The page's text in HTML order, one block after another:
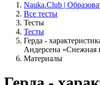
Nauka.Club |
Все тесты
Тесты
Тесты
Герда -
Андерсена «Снежная
Материалы